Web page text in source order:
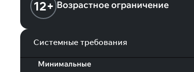
12+ Возрастное ограничение
Системные требования
Минимальные